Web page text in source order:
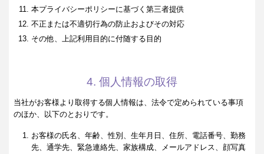
本プライバシーポリシーに基づく第三者提供
不正または不適切行為の防止およびその対応
その他、上記利用目的に付随する目的
4. 個人情報の取得
当社がお客様より取得する個人情報は、法令で定められている事項
のほか、以下のとおりです。
お客様の氏名、年齢、性別、生年月日、住所、電話番号、勤務
先、通学先、緊急連絡先、家族構成、メールアドレス、顔写真